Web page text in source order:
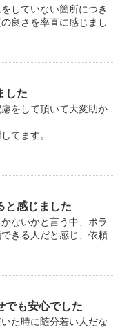
していない箇所につき
良さを率直に感じまし
した
をして頂いて大変助か
てます。
と感じました
ないかと言う中、ポラ
きる人だと感じ、依頼
でも安心でした
た時に随分若い人だな